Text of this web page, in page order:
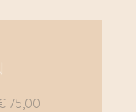
75,00